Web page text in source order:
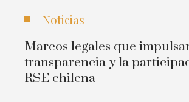
Noticias
Marcos legales que
transparencia y la
RSE chilena